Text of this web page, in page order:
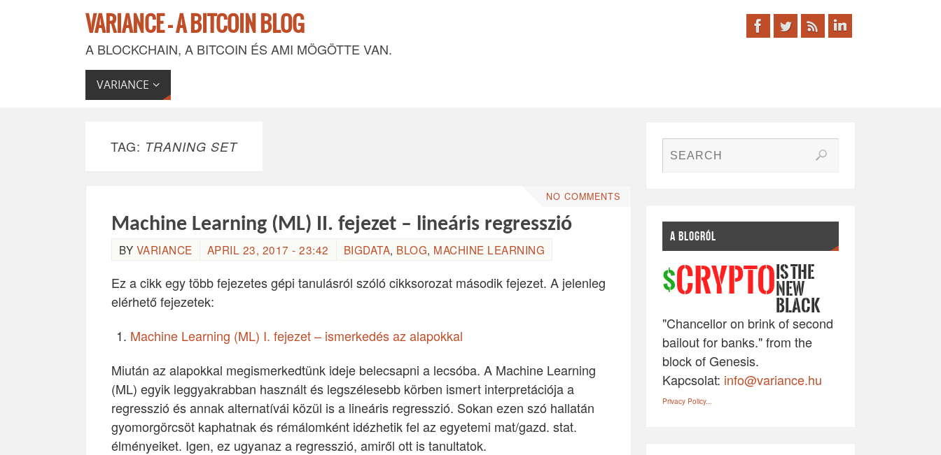
VARIANCE - A BITCOIN BLOG
A BLOCKCHAIN, A BITCOIN ÉS AMI MÖGÖTTE VAN.
VARIANCE
TAG: TRANING SET
NO COMMENTS
Machine Learning (ML) II. fejezet – lineáris regresszió
BY VARIANCE APRIL 23, 2017 - 23:42 BIGDATA, BLOG, MACHINE LEARNING
Ez a cikk egy több fejezetes gépi tanulásról szóló cikksorozat második fejezet. A jelenleg
elérhető fejezetek:
Machine Learning (ML) I. fejezet – ismerkedés az alapokkal
Miután az alapokkal megismerkedtünk ideje belecsapni a lecsóba. A Machine Learning
(ML) egyik leggyakrabban használt és legszélesebb körben ismert interpretációja a
regresszió és annak alternatívái közül is a lineáris regresszió. Sokan ezen szó hallatán
gyomorgörcsöt kaphatnak és rémálomként idézhetik fel az egyetemi mat/gazd. stat.
élményeiket. Igen, ez ugyanaz a regresszió, amiről ott is tanultatok.
A BLOGRÓL
$CRYPTO IS THE
NEW
BLACK
"Chancellor on brink of second
bailout for banks." from the
block of Genesis.
Kapcsolat: info@variance.hu
Privacy Policy...